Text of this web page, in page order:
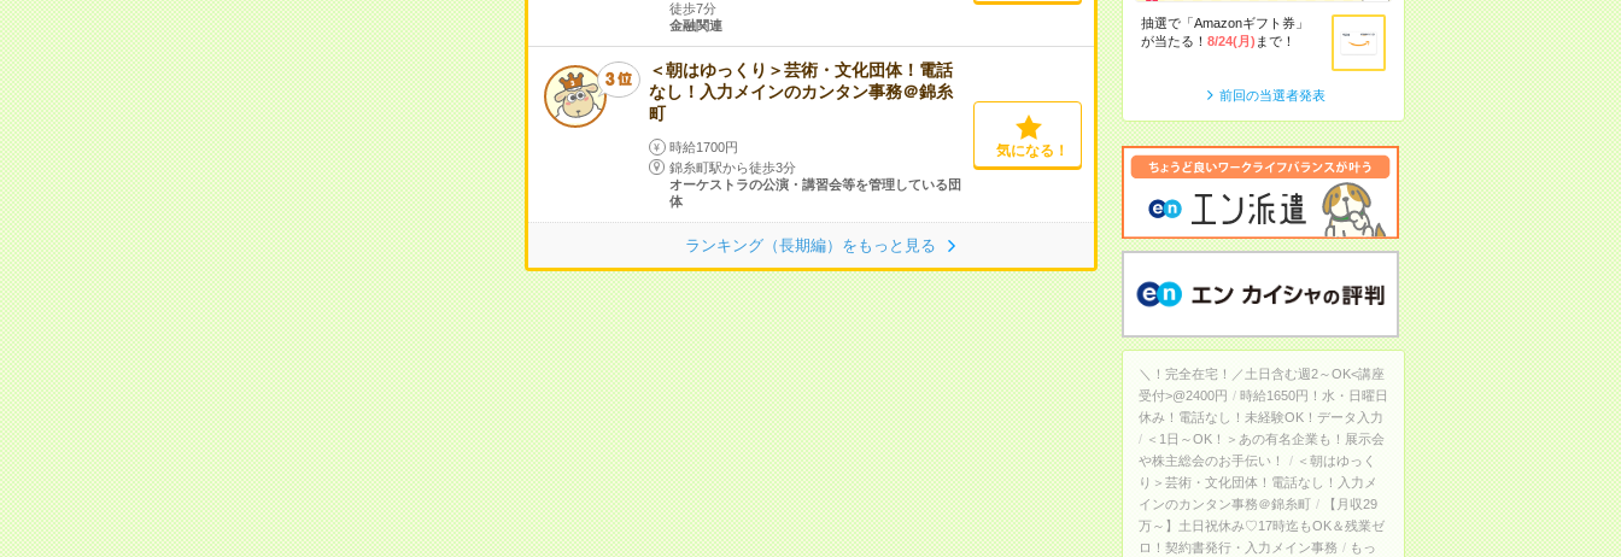
徒歩7分
金融関連
＜朝はゆっくり＞芸術・文化団体！電話
なし！入力メインのカンタン事務＠錦糸
町
時給1700円
錦糸町駅から徒歩3分
オーケストラの公演・講習会等を管理している団
体
気になる！
ランキング（長期編）をもっと見る
抽選で「Amazonギフト券」
が当たる！ 8/24(月) まで！
前回の当選者発表
＼！完全在宅！／土日含む週2～OK<講座
受付>@2400円
時給1650円！水・日曜日
休み！電話なし！未経験OK！データ入力
＜1日～OK！＞あの有名企業も！展示会
や株主総会のお手伝い！
＜朝はゆっく
り＞芸術・文化団体！電話なし！入力メ
インのカンタン事務＠錦糸町
【月収29
万～】土日祝休み♡17時迄もOK＆残業ゼ
ロ！契約書発行・入力メイン事務
もっ